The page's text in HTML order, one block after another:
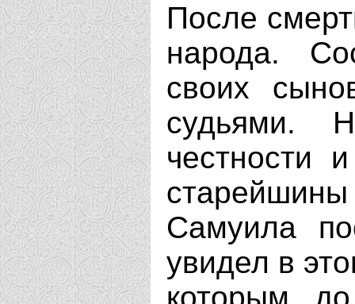
После
народа.
своих
судьями.
честности
Самуила
увидел в